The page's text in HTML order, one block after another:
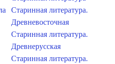
Старинная литература.
Древневосточная
Старинная литература.
Древнерусская
Старинная литература.